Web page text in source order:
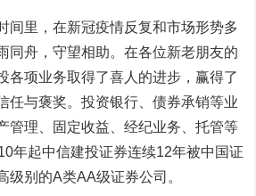
里，在新冠疫情反复和市场形势多
同舟，守望相助。在各位新老朋友的
各项业务取得了喜人的进步，赢得了
任与褒奖。投资银行、债券承销等业
管理、固定收益、经纪业务、托管等
年起中信建投证券连续12年被中国证
级别的A类AA级证券公司。